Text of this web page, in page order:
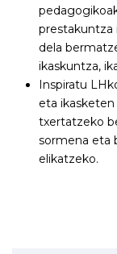
prestakuntza
dela
ikaskuntza,
Inspiratu
eta
txertatzeko
sormena eta
elikatzeko.